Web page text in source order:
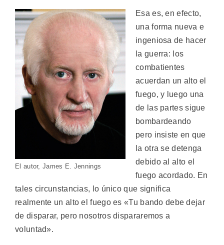
El autor, James E. Jennings
Esa es, en efecto,
una forma nueva e
ingeniosa de hacer
la guerra: los
combatientes
acuerdan un alto el
fuego, y luego una
de las partes sigue
bombardeando
pero insiste en que
la otra se detenga
debido al alto el
fuego acordado. En
tales circunstancias, lo único que significa
realmente un alto el fuego es «Tu bando debe dejar
de disparar, pero nosotros dispararemos a
voluntad».